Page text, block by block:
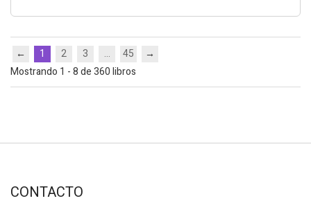
← 1 2 3 ... 45
→
Mostrando 1 - 8 de 360 libros
CONTACTO